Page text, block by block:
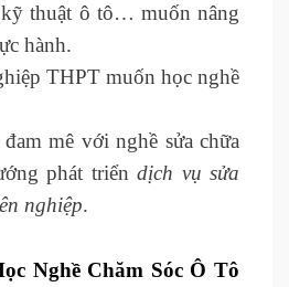
kỹ thuật ô tô… muốn nâng
hành.
THPT muốn học nghề
mê với nghề sửa chữa
phát triểndịch vụ sửa
nghiệp.
Nghề Chăm Sóc Ô Tô